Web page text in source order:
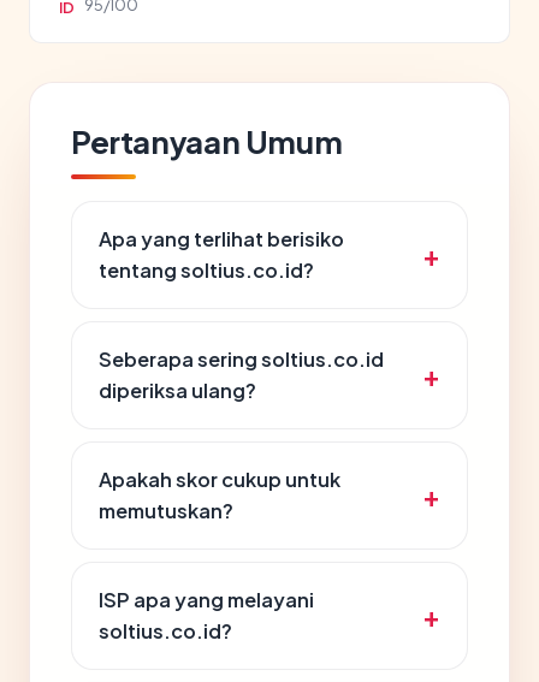
ID 95/100
Pertanyaan Umum
Apa yang terlihat berisiko
tentang soltius.co.id?
Seberapa sering soltius.co.id
diperiksa ulang?
Apakah skor cukup untuk
memutuskan?
ISP apa yang melayani
soltius.co.id?